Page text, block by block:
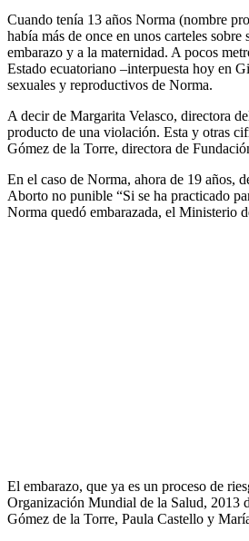
Cuando tenía 13 años Norma (nombre
había más de once en unos carteles
embarazo y a la maternidad. A pocos
Estado ecuatoriano –interpuesta hoy en
sexuales y reproductivos de Norma.
A decir de Margarita Velasco, directora
producto de una violación. Esta y otras
Gómez de la Torre, directora de
En el caso de Norma, ahora de 19 años,
Aborto no punible “Si se ha practicado
Norma quedó embarazada, el Ministerio
El embarazo, que ya es un proceso de
Organización Mundial de la Salud, 2013
Gómez de la Torre, Paula Castello y